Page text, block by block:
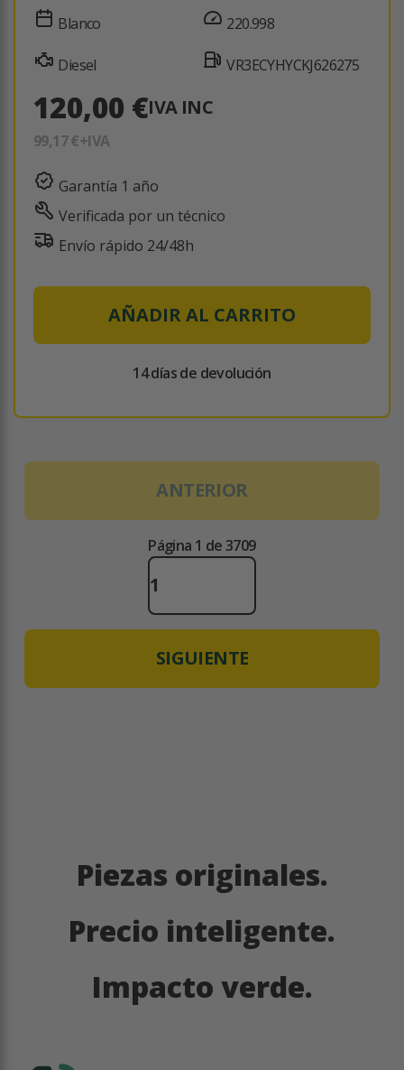
Blanco
Diesel
220.998
VR3ECYHYCKJ626275
120,00 €IVA INC
99,17 €+IVA
Garantía 1 año
Verificada por un técnico
Envío rápido 24/48h
AÑADIR AL CARRITO
14 días de devolución
ANTERIOR
Página 1 de 3709
SIGUIENTE
Piezas originales.
Precio inteligente.
Impacto verde.